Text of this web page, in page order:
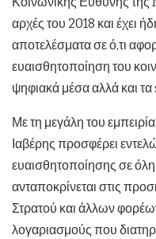
αρχές του 2018 και έχει
αποτελέσματα σε ό,τι
ευαισθητοποίηση του
ψηφιακά μέσα αλλά και
Με τη μεγάλη του
Ιαβέρης προσφέρει
ευαισθητοποίησης σε
ανταποκρίνεται στις
Στρατού και άλλων
λογαριασμούς που